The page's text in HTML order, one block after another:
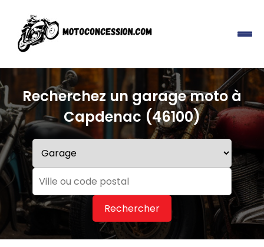
Recherchez un garage moto à
Capdenac (46100)
Rechercher